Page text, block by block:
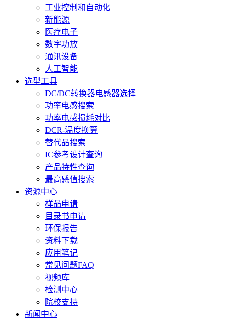
工业控制和自动化
新能源
医疗电子
数字功放
通讯设备
人工智能
选型工具
DC/DC转换器电感器选择
功率电感搜索
功率电感损耗对比
DCR-温度换算
替代品搜索
IC参考设计查询
产品特性查询
最高感值搜索
资源中心
样品申请
目录书申请
环保报告
资料下载
应用笔记
常见问题FAQ
视频库
检测中心
院校支持
新闻中心